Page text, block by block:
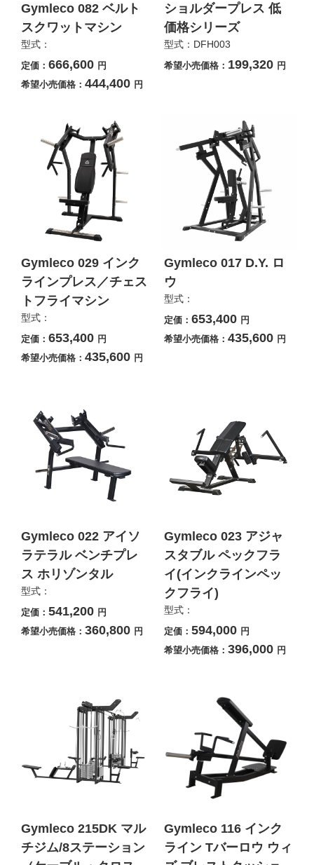
Gymleco 082 ベルト
スクワットマシン
型式：
定価： 666,600 円
希望小売価格： 444,400 円
ショルダープレス 低
価格シリーズ
型式：DFH003
希望小売価格： 199,320 円
Gymleco 029 インク
ラインプレス／チェス
トフライマシン
型式：
定価： 653,400 円
希望小売価格： 435,600 円
Gymleco 017 D.Y. ロ
ウ
型式：
定価： 653,400 円
希望小売価格： 435,600 円
Gymleco 022 アイソ
ラテラル ベンチプレ
ス ホリゾンタル
型式：
定価： 541,200 円
希望小売価格： 360,800 円
Gymleco 023 アジャ
スタブル ペックフラ
イ(インクラインペッ
クフライ)
型式：
定価： 594,000 円
希望小売価格： 396,000 円
Gymleco 215DK マル
チジム/8ステーション
Gymleco 116 インク
ライン Tバーロウ ウィ